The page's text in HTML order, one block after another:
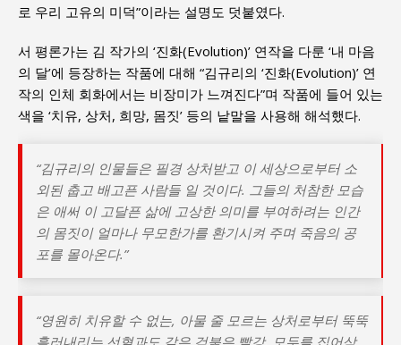
로 우리 고유의 미덕”이라는 설명도 덧붙였다.
서 평론가는 김 작가의 ‘진화(Evolution)’ 연작을 다룬 ‘내 마음
의 달’에 등장하는 작품에 대해 “김규리의 ‘진화(Evolution)’ 연
작의 인체 회화에서는 비장미가 느껴진다”며 작품에 들어 있는
색을 ‘치유, 상처, 희망, 몸짓’ 등의 낱말을 사용해 해석했다.
“김규리의 인물들은 필경 상처받고 이 세상으로부터 소
외된 춥고 배고픈 사람들 일 것이다. 그들의 처참한 모습
은 애써 이 고달픈 삶에 고상한 의미를 부여하려는 인간
의 몸짓이 얼마나 무모한가를 환기시켜 주며 죽음의 공
포를 몰아온다.”
“영원히 치유할 수 없는, 아물 줄 모르는 상처로부터 뚝뚝
흘러내리는 선혈과도 같은 검붉은 빨강. 모두를 집어삼